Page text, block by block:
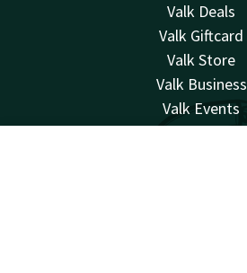
Valk Deals
Valk Giftcard
Valk Store
Valk Business
Valk Events
Valk Life